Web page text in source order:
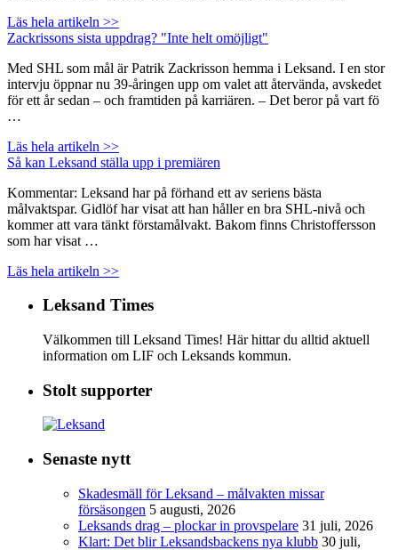
Läs hela artikeln >>
Zackrissons sista uppdrag? "Inte helt omöjligt"
Med SHL som mål är Patrik Zackrisson hemma i Leksand. I en stor
intervju öppnar nu 39-åringen upp om valet att återvända, avskedet
för ett år sedan – och framtiden på karriären. – Det beror på vart fö
…
Läs hela artikeln >>
Så kan Leksand ställa upp i premiären
Kommentar: Leksand har på förhand ett av seriens bästa
målvaktspar. Gidlöf har visat att han håller en bra SHL-nivå och
kommer att vara tänkt förstamålvakt. Bakom finns Christoffersson
som har visat …
Läs hela artikeln >>
Leksand Times
Välkommen till Leksand Times! Här hittar du alltid aktuell
information om LIF och Leksands kommun.
Stolt supporter
Senaste nytt
Skadesmäll för Leksand – målvakten missar
försäsongen 5 augusti, 2026
Leksands drag – plockar in provspelare 31 juli, 2026
Klart: Det blir Leksandsbackens nya klubb 30 juli,